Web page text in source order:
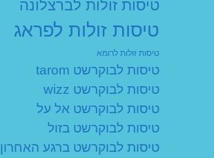
טיסות זולות לברצלונה
טיסות זולות לפראג
טיסות זולות לרומא
טיסות לבוקרשט tarom
טיסות לבוקרשט wizz
טיסות לבוקרשט אל על
טיסות לבוקרשט בזול
טיסות לבוקרשט ברגע האחרון